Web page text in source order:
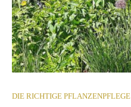
DIE RICHTIGE PFLANZENPFLEGE